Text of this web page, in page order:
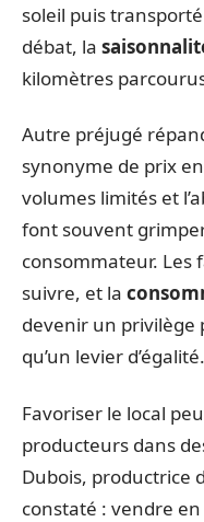
soleil puis
débat, la
kilomètres
Autre préjugé
synonyme de prix
volumes limités et
font souvent
consommateur. Les
suivre, et la
devenir un privilège
qu’un levier d’égalité.
Favoriser le local
producteurs dans
Dubois, productrice
constaté : vendre